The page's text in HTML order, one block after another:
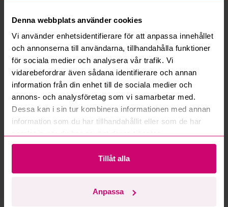
Denna webbplats använder cookies
Vi använder enhetsidentifierare för att anpassa innehållet
och annonserna till användarna, tillhandahålla funktioner
för sociala medier och analysera vår trafik. Vi
vidarebefordrar även sådana identifierare och annan
information från din enhet till de sociala medier och
annons- och analysföretag som vi samarbetar med.
Dessa kan i sin tur kombinera informationen med annan
information som du har tillhandahållit eller som de har
Tillåt alla
Anpassa
Hur fungerar maxbud?
Hur fungerar budmotorn?
Kan jag ångra ett bud?
Kan ni frakta mina vunna objekt?
Läs fler frågor och svar
Mer från samma kategori